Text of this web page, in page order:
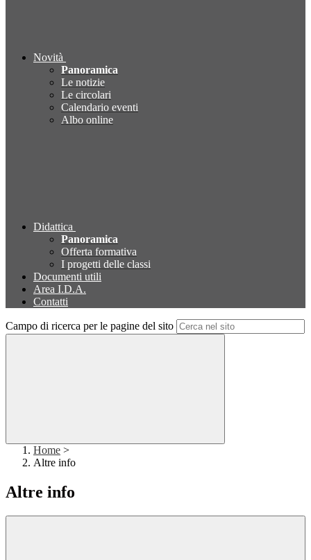
Novità
Panoramica
Le notizie
Le circolari
Calendario eventi
Albo online
Didattica
Panoramica
Offerta formativa
I progetti delle classi
Documenti utili
Area I.D.A.
Contatti
Campo di ricerca per le pagine del sito
Home >
Altre info
Altre info